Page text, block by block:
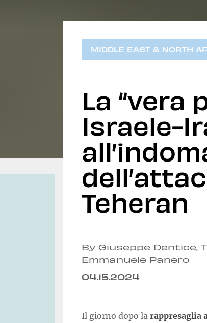
MIDDLE EAST & NORTH
La “vera
Israele-
Teheran
By Giuseppe Dentice,
Emmanuele Panero
04.15.2024
Il giorno dopo la rappresaglia